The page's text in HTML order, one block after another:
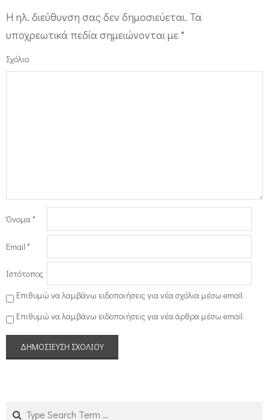
Η ηλ. διεύθυνση σας δεν δημοσιεύεται. Τα
υποχρεωτικά πεδία σημειώνονται με *
Σχόλιο
Όνομα*
Email *
Ιστότοπος
Επιθυμώ να λαμβάνω ειδοποιήσεις για νέα σχόλια μέσω email.
Επιθυμώ να λαμβάνω ειδοποιήσεις για νέα άρθρα μέσω email.